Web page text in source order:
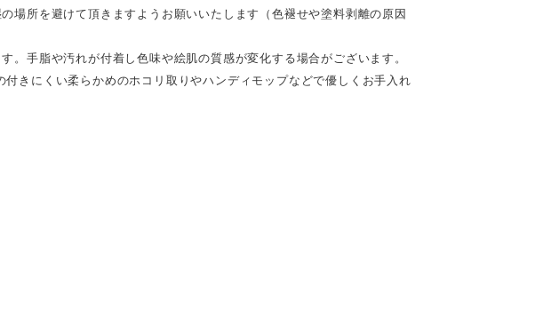
場所を避けて頂きますようお願いいたします（色褪せや塗料剥離の原因
。手脂や汚れが付着し色味や絵肌の質感が変化する場合がございます。
きにくい柔らかめのホコリ取りやハンディモップなどで優しくお手入れ